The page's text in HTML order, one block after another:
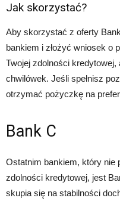
Jak skorzystać?
Aby skorzystać z oferty
bankiem i złożyć wniosek o
Twojej zdolności kredytowej,
chwilówek. Jeśli spełnisz
otrzymać pożyczkę na
Bank C
Ostatnim bankiem, który nie
zdolności kredytowej, jest
skupia się na stabilności